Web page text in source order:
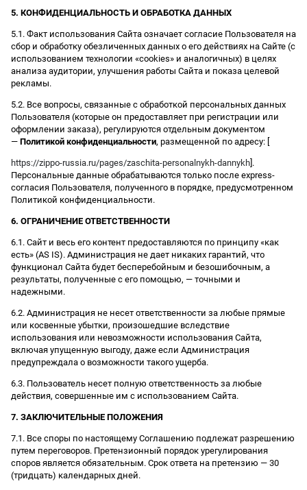
5. КОНФИДЕНЦИАЛЬНОСТЬ И ОБРАБОТКА ДАННЫХ
5.1. Факт использования Сайта означает согласие Пользователя на
сбор и обработку обезличенных данных о его действиях на Сайте (с
использованием технологии «cookies» и аналогичных) в целях
анализа аудитории, улучшения работы Сайта и показа целевой
рекламы.
5.2. Все вопросы, связанные с обработкой персональных данных
Пользователя (которые он предоставляет при регистрации или
оформлении заказа), регулируются отдельным документом
— Политикой конфиденциальности, размещенной по адресу: [
https://zippo-russia.ru/pages/zaschita-personalnykh-dannykh].
Персональные данные обрабатываются только после express-
согласия Пользователя, полученного в порядке, предусмотренном
Политикой конфиденциальности.
6. ОГРАНИЧЕНИЕ ОТВЕТСТВЕННОСТИ
6.1. Сайт и весь его контент предоставляются по принципу «как
есть» (AS IS). Администрация не дает никаких гарантий, что
функционал Сайта будет бесперебойным и безошибочным, а
результаты, полученные с его помощью, — точными и
надежными.
6.2. Администрация не несет ответственности за любые прямые
или косвенные убытки, произошедшие вследствие
использования или невозможности использования Сайта,
включая упущенную выгоду, даже если Администрация
предупреждала о возможности такого ущерба.
6.3. Пользователь несет полную ответственность за любые
действия, совершенные им с использованием Сайта.
7. ЗАКЛЮЧИТЕЛЬНЫЕ ПОЛОЖЕНИЯ
7.1. Все споры по настоящему Соглашению подлежат разрешению
путем переговоров. Претензионный порядок урегулирования
споров является обязательным. Срок ответа на претензию — 30
(тридцать) календарных дней.